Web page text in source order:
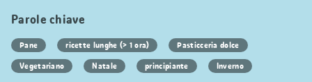
Parole chiave
Pane ricette lunghe (> 1 ora)
Pasticceria dolce
Vegetariano
Natale principiante Inverno